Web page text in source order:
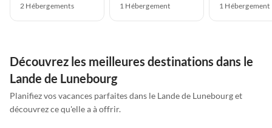
2 Hébergements 1 Hébergement 1 Hébergement
Découvrez les meilleures destinations dans le
Lande de Lunebourg
Planifiez vos vacances parfaites dans le Lande de Lunebourg et
découvrez ce qu'elle a à offrir.